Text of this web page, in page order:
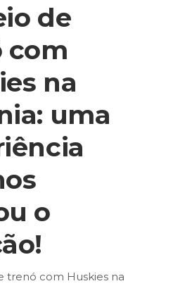
de
com
na
uma
o
trenó com Huskies na